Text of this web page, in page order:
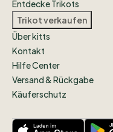
Entdecke Trikots
Trikot verkaufen
Über kitts
Kontakt
Hilfe Center
Versand & Rückgabe
Käuferschutz